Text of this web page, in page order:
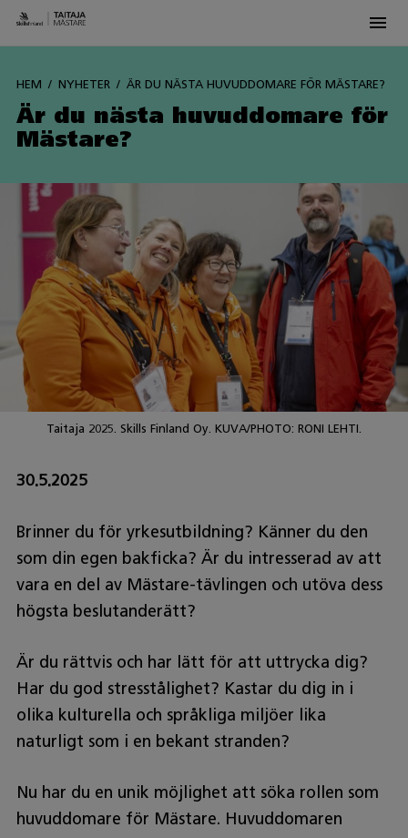
HEM NYHETER ÄR DU NÄSTA HUVUDDOMARE FÖR MÄSTARE?
Är du nästa huvuddomare för
Mästare?
Taitaja 2025. Skills Finland Oy. KUVA/PHOTO: RONI LEHTI.
30.5.2025
Brinner du för yrkesutbildning? Känner du den
som din egen bakficka? Är du intresserad av att
vara en del av Mästare-tävlingen och utöva dess
högsta beslutanderätt?
Är du rättvis och har lätt för att uttrycka dig?
Har du god stresstålighet? Kastar du dig in i
olika kulturella och språkliga miljöer lika
naturligt som i en bekant stranden?
Nu har du en unik möjlighet att söka rollen som
huvuddomare för Mästare. Huvuddomaren